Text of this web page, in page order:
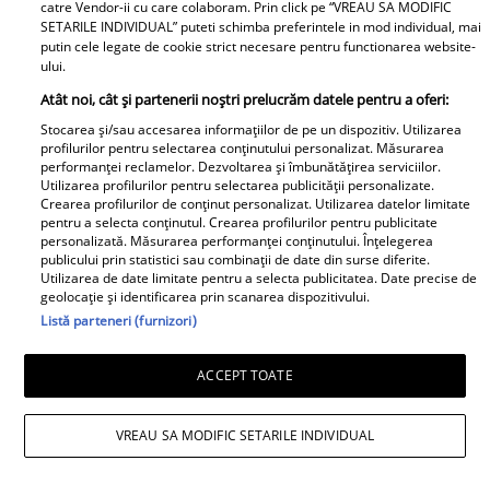
catre Vendor-ii cu care colaboram. Prin click pe “VREAU SA MODIFIC
SETARILE INDIVIDUAL” puteti schimba preferintele in mod individual, mai
putin cele legate de cookie strict necesare pentru functionarea website-
ului.
Atât noi, cât și partenerii noștri prelucrăm datele pentru a oferi:
Stocarea și/sau accesarea informațiilor de pe un dispozitiv. Utilizarea
profilurilor pentru selectarea conținutului personalizat. Măsurarea
performanței reclamelor. Dezvoltarea și îmbunătățirea serviciilor.
Utilizarea profilurilor pentru selectarea publicității personalizate.
Crearea profilurilor de conținut personalizat. Utilizarea datelor limitate
pentru a selecta conținutul. Crearea profilurilor pentru publicitate
personalizată. Măsurarea performanței conținutului. Înțelegerea
publicului prin statistici sau combinații de date din surse diferite.
Utilizarea de date limitate pentru a selecta publicitatea. Date precise de
geolocație și identificarea prin scanarea dispozitivului.
Listă parteneri (furnizori)
ACCEPT TOATE
VREAU SA MODIFIC SETARILE INDIVIDUAL